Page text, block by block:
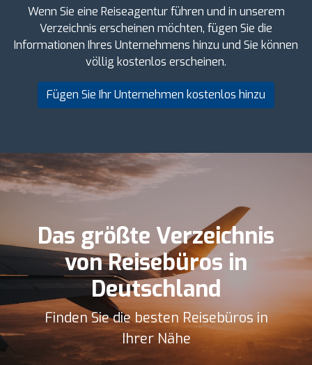
Wenn Sie eine Reiseagentur führen und in unserem
Verzeichnis erscheinen möchten, fügen Sie die
Informationen Ihres Unternehmens hinzu und Sie können
völlig kostenlos erscheinen.
Fügen Sie Ihr Unternehmen kostenlos hinzu
Das größte Verzeichnis
von Reisebüros in
Deutschland
Finden Sie die besten Reisebüros in
Ihrer Nähe